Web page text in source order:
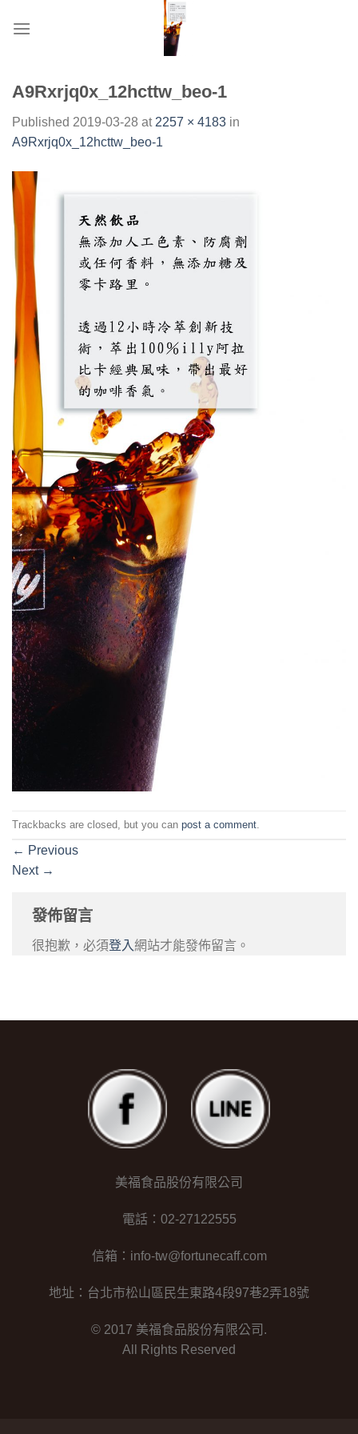
A9Rxrjq0x_12hcttw_beo-1
Published 2019-03-28 at 2257 × 4183 in
A9Rxrjq0x_12hcttw_beo-1
Trackbacks are closed, but you can post a comment
← Previous
Next →
發佈留言
很抱歉，必須登入網站才能發佈留言。
美福食品股份有限公司
電話：02-27122555
信箱：info-tw@fortunecaff.com
地址：台北市松山區民生東路4段97巷2弄18號
© 2017 美福食品股份有限公司.
All Rights Reserved